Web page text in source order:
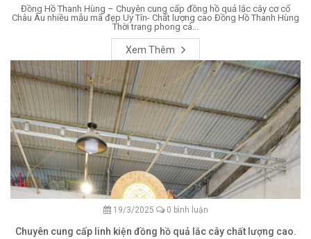
Đồng Hồ Thanh Hùng – Chuyên cung cấp đồng hồ quả lắc cây cơ cổ
Châu Âu nhiều mẫu mã đẹp Uy Tín- Chất lượng cao Đồng Hồ Thanh Hùng
Thời trang phong cá...
Xem Thêm
19/3/2025 0 bình luận
Chuyên cung cấp linh kiện đồng hồ quả lắc cây chất lượng cao.